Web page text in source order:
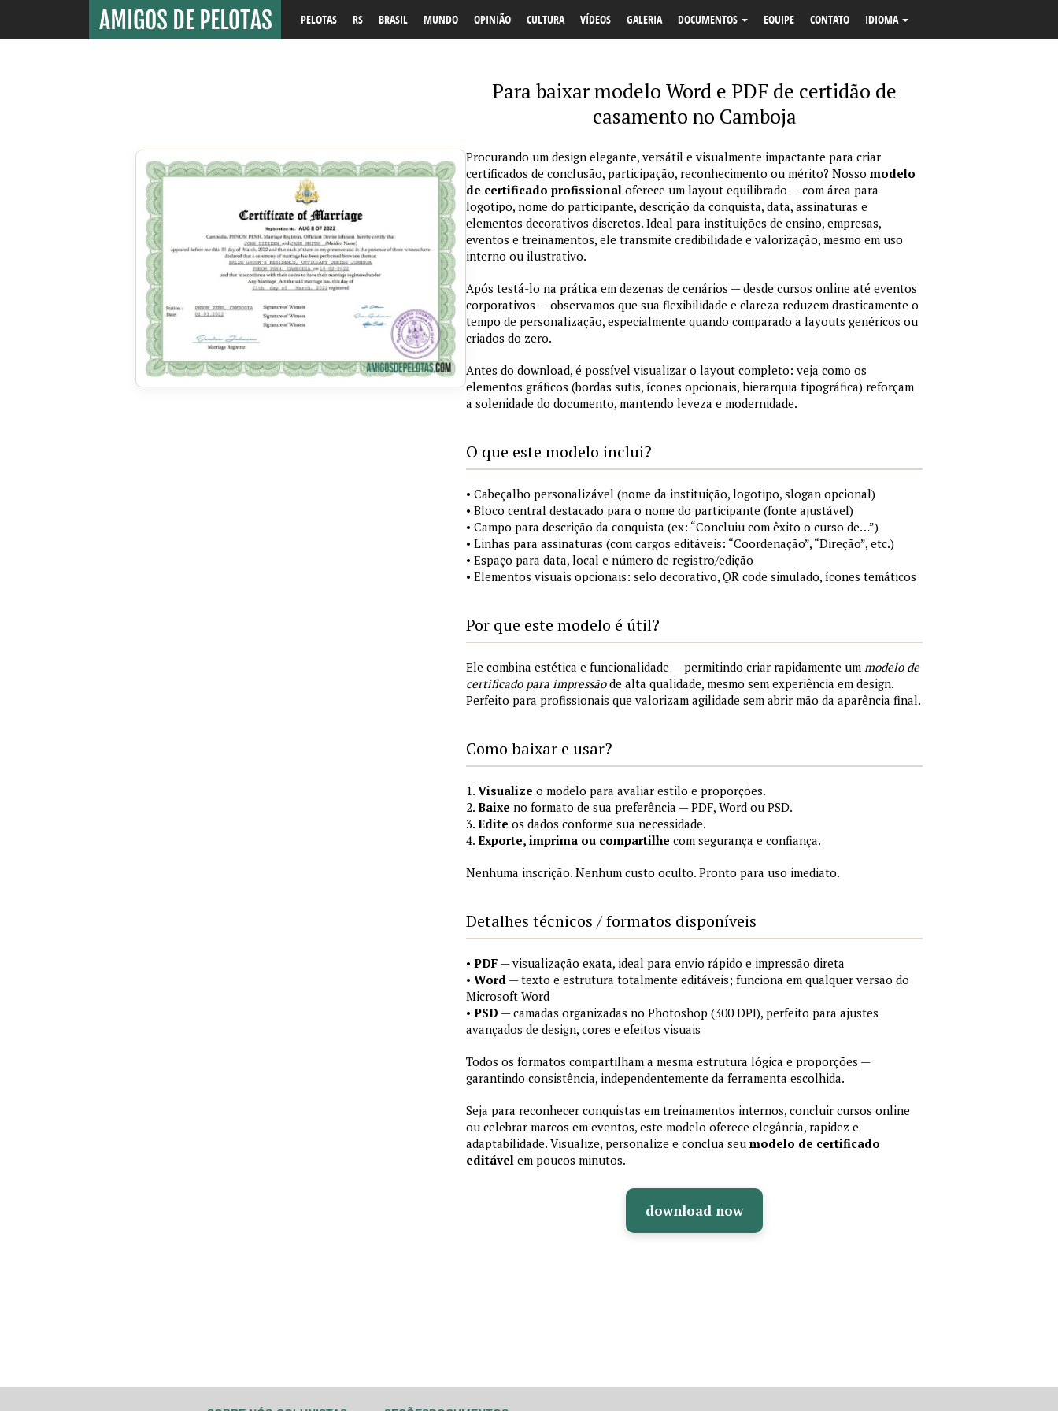
PELOTAS RS BRASIL MUNDO OPINIÃO CULTURA VÍDEOS GALERIA DOCUMENTOS EQUIPE CONTATO IDIOMA
Para baixar modelo Word e PDF de certidão de
casamento no Camboja
Procurando um design elegante, versátil e visualmente impactante para criar
certificados de conclusão, participação, reconhecimento ou mérito? Nosso modelo
de certificado profissional oferece um layout equilibrado — com área para
logotipo, nome do participante, descrição da conquista, data, assinaturas e
elementos decorativos discretos. Ideal para instituições de ensino, empresas,
eventos e treinamentos, ele transmite credibilidade e valorização, mesmo em uso
interno ou ilustrativo.
Após testá-lo na prática em dezenas de cenários — desde cursos online até eventos
corporativos — observamos que sua flexibilidade e clareza reduzem drasticamente o
tempo de personalização, especialmente quando comparado a layouts genéricos ou
criados do zero.
Antes do download, é possível visualizar o layout completo: veja como os
elementos gráficos (bordas sutis, ícones opcionais, hierarquia tipográfica) reforçam
a solenidade do documento, mantendo leveza e modernidade.
O que este modelo inclui?
• Cabeçalho personalizável (nome da instituição, logotipo, slogan opcional)
• Bloco central destacado para o nome do participante (fonte ajustável)
• Campo para descrição da conquista (ex: “Concluiu com êxito o curso de…”)
• Linhas para assinaturas (com cargos editáveis: “Coordenação”, “Direção”, etc.)
• Espaço para data, local e número de registro/edição
• Elementos visuais opcionais: selo decorativo, QR code simulado, ícones temáticos
Por que este modelo é útil?
Ele combina estética e funcionalidade — permitindo criar rapidamente um modelo de
certificado para impressãode alta qualidade, mesmo sem experiência em design.
Perfeito para profissionais que valorizam agilidade sem abrir mão da aparência final.
Como baixar e usar?
1. Visualize o modelo para avaliar estilo e proporções.
2. Baixe no formato de sua preferência — PDF, Word ou PSD.
3. Edite os dados conforme sua necessidade.
4. Exporte, imprima ou compartilhe com segurança e confiança.
Nenhuma inscrição. Nenhum custo oculto. Pronto para uso imediato.
Detalhes técnicos / formatos disponíveis
• PDF — visualização exata, ideal para envio rápido e impressão direta
• Word — texto e estrutura totalmente editáveis; funciona em qualquer versão do
Microsoft Word
• PSD — camadas organizadas no Photoshop (300 DPI), perfeito para ajustes
avançados de design, cores e efeitos visuais
Todos os formatos compartilham a mesma estrutura lógica e proporções —
garantindo consistência, independentemente da ferramenta escolhida.
Seja para reconhecer conquistas em treinamentos internos, concluir cursos online
ou celebrar marcos em eventos, este modelo oferece elegância, rapidez e
adaptabilidade. Visualize, personalize e conclua seu modelo de certificado
editável em poucos minutos.
download now